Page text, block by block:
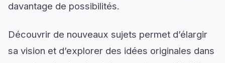
davantage de possibilités.
Découvrir de nouveaux sujets permet d’élargir
sa vision et d’explorer des idées originales dans